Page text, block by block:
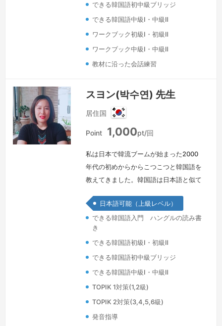
できる韓国語初中級ブリッジ
できる韓国語中級Ⅰ・中級Ⅱ
ワークブック初級Ⅰ・初級Ⅱ
ワークブック中級Ⅰ・中級Ⅱ
教材に沿った会話練習
スヨン(박수연) 先生
居住国
韓
国
Point 1,000pt/回
私は日本で韓流ブームが始まった2000
年代の初めからからこつこつと韓国語を
教えてきました。韓国語は日本語と似て
しいところがあります。しかし、心配し
ないでください。システマティックな教
材と共に楽しくて面白いレッスンを皆様
と一緒にします。続きを見る »
日本語可能（上級レベル）
できる韓国語入門 ハングルの読み書
き
できる韓国語初級Ⅰ・初級Ⅱ
できる韓国語初中級ブリッジ
できる韓国語中級Ⅰ・中級Ⅱ
TOPIK 1対策(1,2級)
TOPIK 2対策(3,4,5,6級)
発音指導